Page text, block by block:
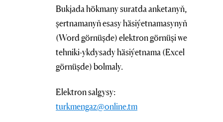
Bukjada hökmany suratda anketanyň,
şertnamanyň esasy häsiýetnamasynyň
(Word görnüşde) elektron görnüşi we
tehniki-ykdysady häsiýetnama (Excel
görnüşde) bolmaly.
Elektron salgysy:
turkmengaz@online.tm